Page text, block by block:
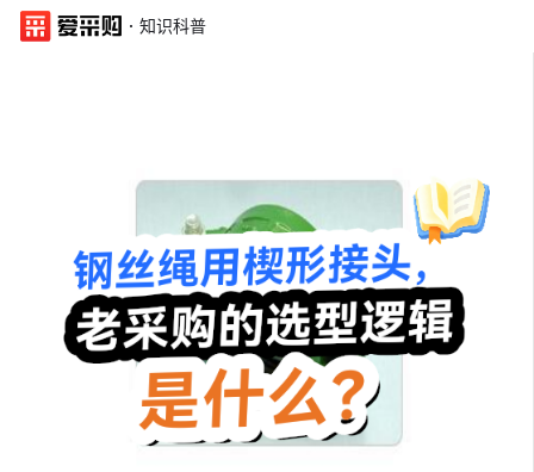
· 知识科普